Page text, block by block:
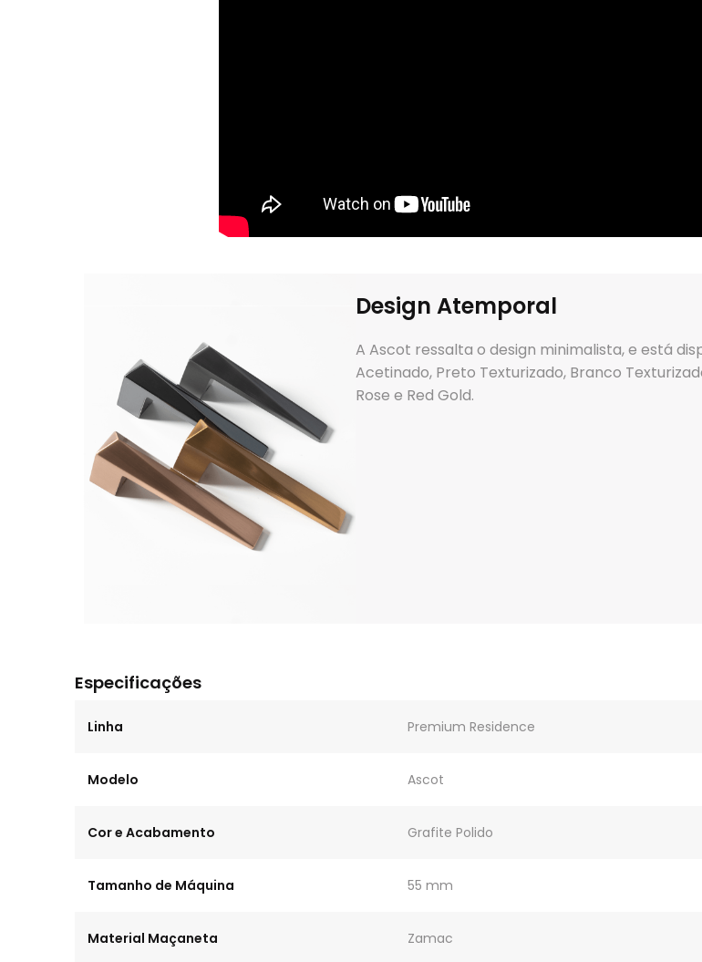
Design Atemporal
A Ascot ressalta o design minimalista, e está
Acetinado, Preto Texturizado, Branco
Rose e Red Gold.
Especificações
Linha Premium Residence
Modelo Ascot
Cor e Acabamento Grafite Polido
Tamanho de Máquina 55 mm
Material Maçaneta Zamac